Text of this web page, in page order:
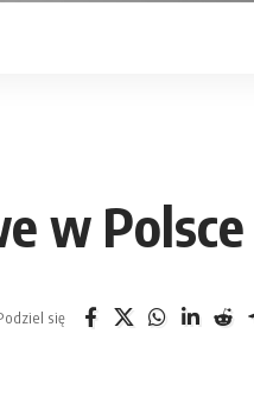
w Polsce
się